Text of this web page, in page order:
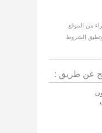
من الموقع
والاستبدال خلال 14 يوم وتطبق الشروط
عن طريق :